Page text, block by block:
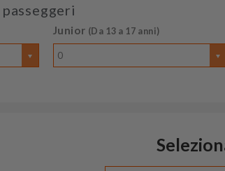
Junior (Da 13 a 17 anni)
0